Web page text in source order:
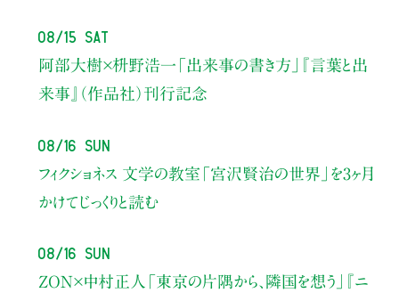
08/15 Sat
阿部大樹×枡野浩一 「出来事の書き方」
『言葉と出
来事』（作品社）刊行記念
08/16 Sun
フィクショネス 文学の教室 「宮沢賢治の世界」を3ヶ月
かけてじっくりと読む
08/16 Sun
ZON×中村正人 「東京の片隅から、隣国を想う」
『ニ